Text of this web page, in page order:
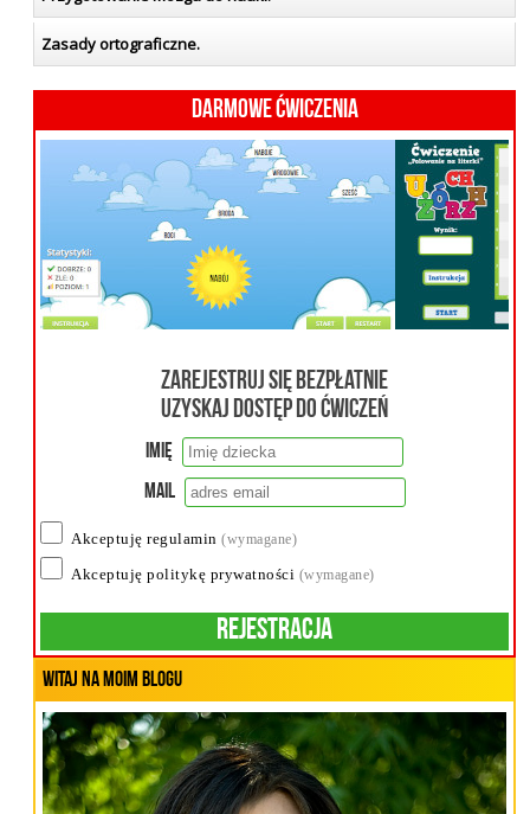
Zasady ortograficzne.
Darmowe ćwiczenia
Zarejestruj się bezpłatnie
uzyskaj dostęp do ćwiczeń
Imię
Mail
Akceptuję regulamin(wymagane)
Akceptuję politykę prywatności (wymagane)
Rejestracja
Witaj na moim blogu